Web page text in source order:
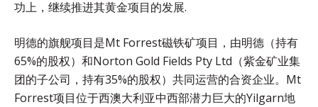
功上，继续推进其黄金项目的发展.
明德的旗舰项目是Mt Forrest磁铁矿项目，由明德（持有
65%的股权）和Norton Gold Fields Pty Ltd（紫金矿业集
团的子公司，持有35%的股权）共同运营的合资企业。Mt
Forrest项目位于西澳大利亚中西部潜力巨大的Yilgarn地